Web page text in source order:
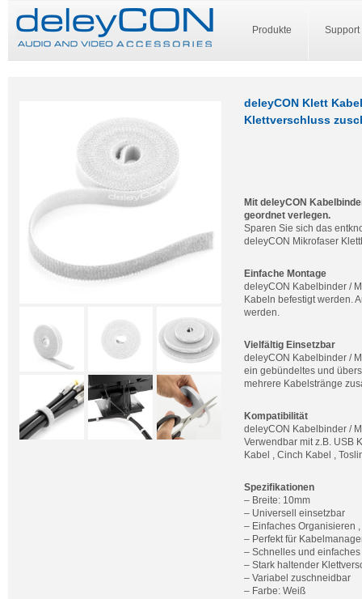
Produkte Support
deleyCON Klett
Klettverschluss
Mit deleyCON
geordnet verlegen.
Sparen Sie sich das
deleyCON Mikrofaser
Einfache Montage
deleyCON Kabelbinder /
Kabeln befestigt werden.
werden.
Vielfältig Einsetzbar
deleyCON Kabelbinder /
ein gebündeltes und
mehrere Kabelstränge
Kompatibilität
deleyCON Kabelbinder /
Verwendbar mit z.B. USB
Kabel , Cinch Kabel ,
Spezifikationen
– Breite: 10mm
– Universell einsetzbar
– Einfaches Organisieren
– Perfekt für
– Schnelles und
– Stark haltender
– Variabel zuschneidbar
– Farbe: Weiß